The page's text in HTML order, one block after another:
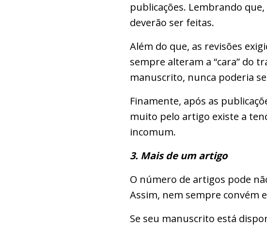
publicações. Lembrando
deverão ser feitas.
Além do que, as revisões
sempre alteram a “cara” do
manuscrito, nunca poderia
Finamente, após as
muito pelo artigo existe a
incomum.
3. Mais de um artigo
O número de artigos pode
Assim, nem sempre convém
Se seu manuscrito está